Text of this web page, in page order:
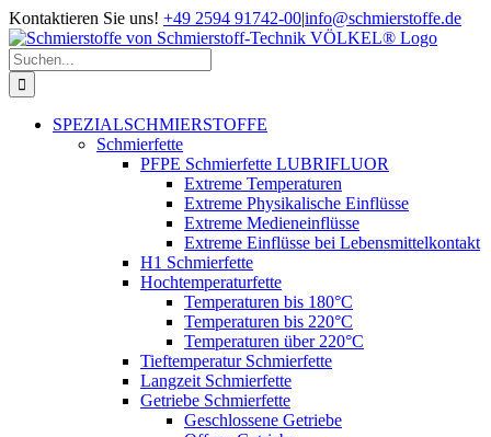
Zum
Inhalt
springen
Kontaktieren Sie uns! +49 2594 91742-00|info@schmierstoffe.de
Suche
nach:
SPEZIALSCHMIERSTOFFE
Schmierfette
PFPE Schmierfette LUBRIFLUOR
Extreme Temperaturen
Extreme Physikalische Einflüsse
Extreme Medieneinflüsse
Extreme Einflüsse bei Lebensmittelkontakt
H1 Schmierfette
Hochtemperaturfette
Temperaturen bis 180°C
Temperaturen bis 220°C
Temperaturen über 220°C
Tieftemperatur Schmierfette
Langzeit Schmierfette
Getriebe Schmierfette
Geschlossene Getriebe